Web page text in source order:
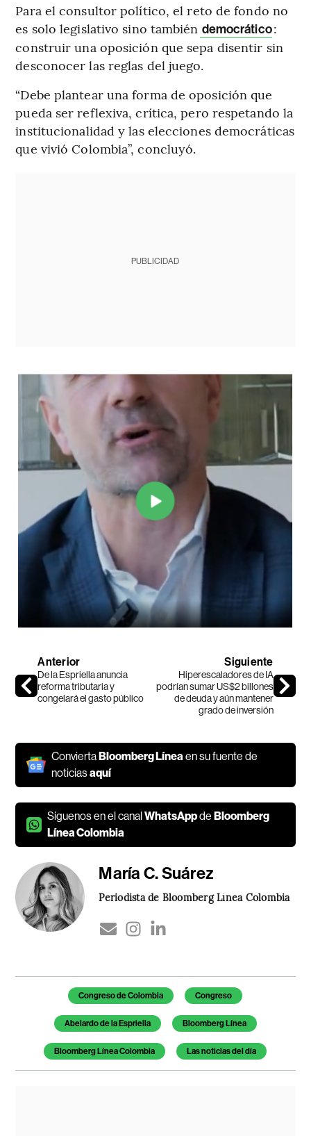
Para el consultor político, el reto de fondo no
es solo legislativo sino también democrático:
construir una oposición que sepa disentir sin
desconocer las reglas del juego.
“Debe plantear una forma de oposición que
pueda ser reflexiva, crítica, pero respetando la
institucionalidad y las elecciones democráticas
que vivió Colombia”, concluyó.
PUBLICIDAD
Anterior
De la Espriella anuncia
reforma tributaria y
congelará el gasto público
Siguiente
Hiperescaladores de IA
podrían sumar US$2 billones
de deuda y aún mantener
grado de inversión
ConviertaBloomberg Línea en su fuente de
noticiasaquí
Síguenos en el canalWhatsAppdeBloomberg
Línea Colombia
María C. Suárez
Periodista de Bloomberg Línea Colombia
Temas de este artículo
Congreso de Colombia Congreso
Abelardo de la Espriella Bloomberg Línea
Bloomberg Línea Colombia Las noticias del día